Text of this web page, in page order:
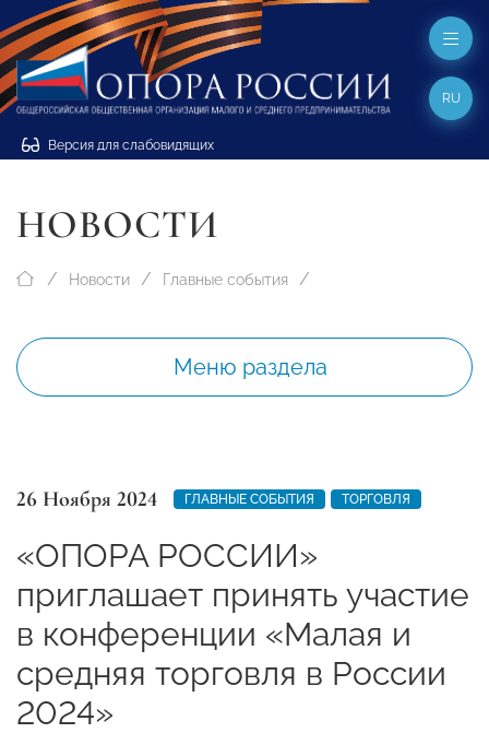
Версия для слабовидящих
RU
НОВОСТИ
Новости Главные события
Меню раздела
26 Ноября 2024 ГЛАВНЫЕ СОБЫТИЯ ТОРГОВЛЯ
«ОПОРА РОССИИ»
приглашает принять участие
в конференции «Малая и
средняя торговля в России
2024»